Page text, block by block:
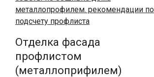
Отделка фасада
профлистом
(металлоприфилем)